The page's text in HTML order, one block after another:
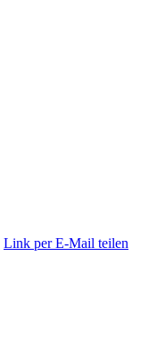
Link per E-Mail teilen